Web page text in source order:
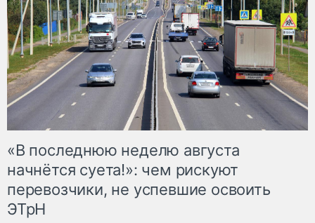
«В последнюю неделю августа
начнётся суета!»: чем рискуют
перевозчики, не успевшие освоить
ЭТрН